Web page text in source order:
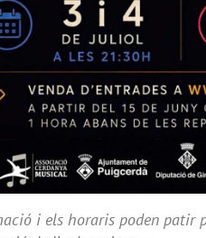
i els horaris poden patir